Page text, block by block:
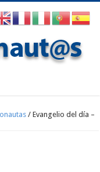
/ Evangelio del día –